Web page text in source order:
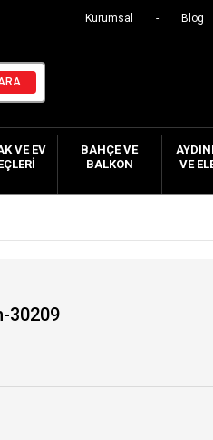
Kurumsal Blog
VE EV
BAHÇE VE
BALKON
VE
30209